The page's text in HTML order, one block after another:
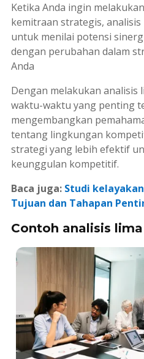
Ketika Anda ingin
kemitraan strategis,
untuk menilai potensi
dengan perubahan dalam
Anda
Dengan melakukan analisis
waktu-waktu yang penting
mengembangkan
tentang lingkungan
strategi yang lebih efektif
keunggulan kompetitif.
Baca juga: Studi
Tujuan dan Tahapan
Contoh analisis